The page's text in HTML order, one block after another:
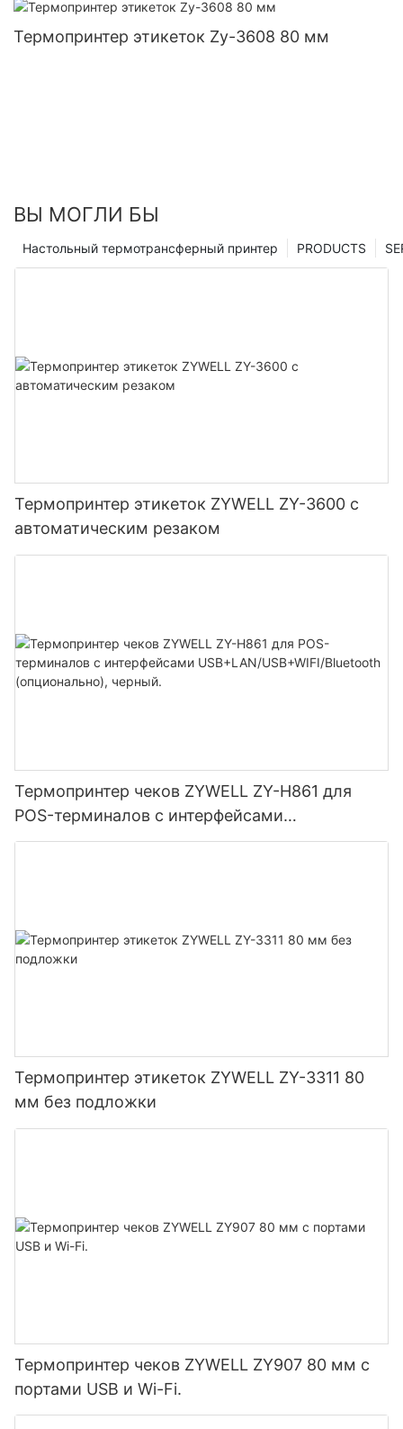
Термопринтер этикеток Zy-3608 80 мм
ВЫ МОГЛИ БЫ
PRODUCTS
Настольный термотрансферный принтер
Термопринтер этикеток ZYWELL ZY-3600 с
автоматическим резаком
Термопринтер чеков ZYWELL ZY-H861 для
POS-терминалов с интерфейсами
USB+LAN/USB+WIFI/Bluetooth (опционально),
Термопринтер этикеток ZYWELL ZY-3311 80
мм без подложки
Термопринтер чеков ZYWELL ZY907 80 мм с
портами USB и Wi-Fi.